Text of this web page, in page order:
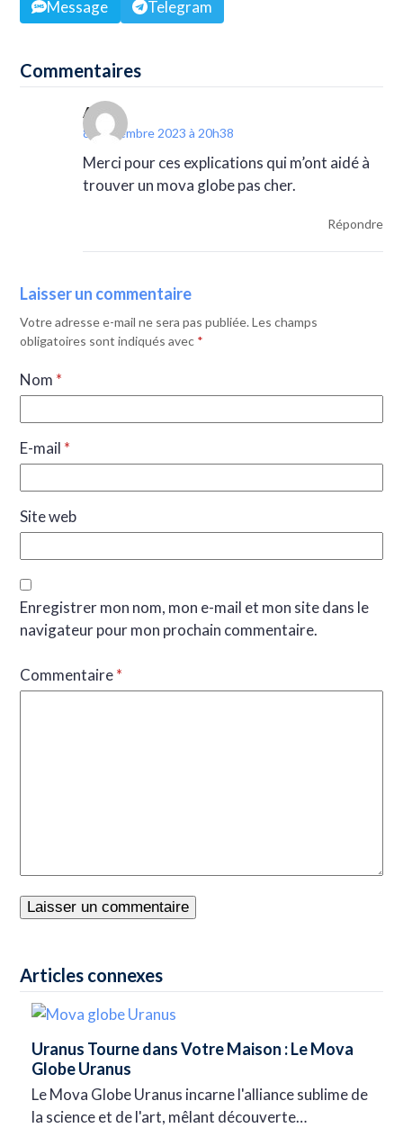
Message Telegram
Commentaires
Alain
8 septembre 2023 à 20h38
Merci pour ces explications qui m’ont aidé à
trouver un mova globe pas cher.
Répondre
Laisser un commentaire
Votre adresse e-mail ne sera pas publiée. Les champs
obligatoires sont indiqués avec *
Nom *
E-mail *
Site web
Enregistrer mon nom, mon e-mail et mon site dans le
navigateur pour mon prochain commentaire.
Commentaire*
Articles connexes
Uranus Tourne dans Votre Maison : Le Mova
Globe Uranus
Le Mova Globe Uranus incarne l'alliance sublime de
la science et de l'art, mêlant découverte…